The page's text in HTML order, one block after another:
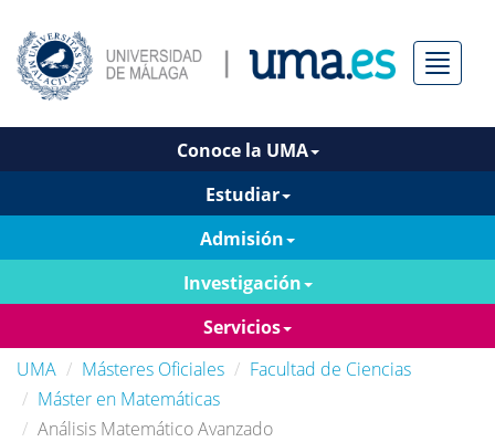
Menú
Conoce la UMA
Estudiar
Admisión
Investigación
Servicios
UMA
Másteres Oficiales
Facultad de Ciencias
Máster en Matemáticas
Análisis Matemático Avanzado